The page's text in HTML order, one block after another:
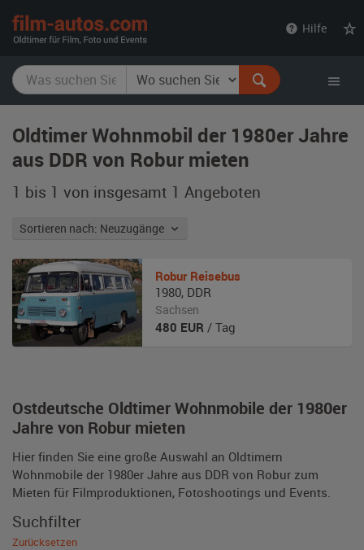
Hilfe
Oldtimer Wohnmobil der 1980er Jahre
aus DDR von Robur mieten
1 bis 1 von insgesamt 1 Angeboten
Sortieren nach: Neuzugänge
Ostdeutsche Oldtimer Wohnmobile der 1980er
Jahre von Robur mieten
Hier finden Sie eine große Auswahl an Oldtimern
Wohnmobile der 1980er Jahre aus DDR von Robur zum
Mieten für Filmproduktionen, Fotoshootings und Events.
Robur Reisebus
1980, DDR
Sachsen
480 EUR / Tag
Suchfilter
Zurücksetzen